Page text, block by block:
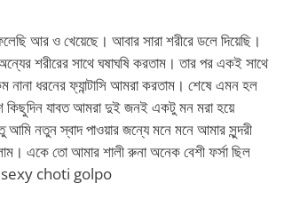
আর ও খেয়েছে। আবার সারা শরীরে ডলে দিয়েছি।
শরীরের সাথে ঘষাঘষি করতাম। তার পর একই সাথে
ধরনের ফ্যান্টাসি আমরা করতাম। শেষে এমন হল
কিছুদিন যাবত আমরা দুই জনই একটু মন মরা হয়ে
নতুন স্বাদ পাওয়ার জন্যে মনে মনে আমার সুন্দরী
একে তো আমার শালী রুনা অনেক বেশী ফর্সা ছিল
sexy choti golpo